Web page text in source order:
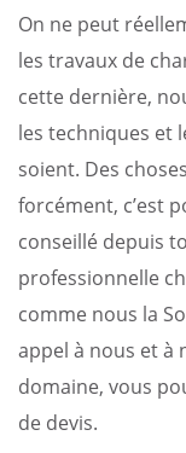
On ne peut
les travaux de
cette dernière,
les techniques et
soient. Des
forcément, c’est
conseillé depuis
professionnelle
comme nous la
appel à nous et à
domaine, vous
de devis.